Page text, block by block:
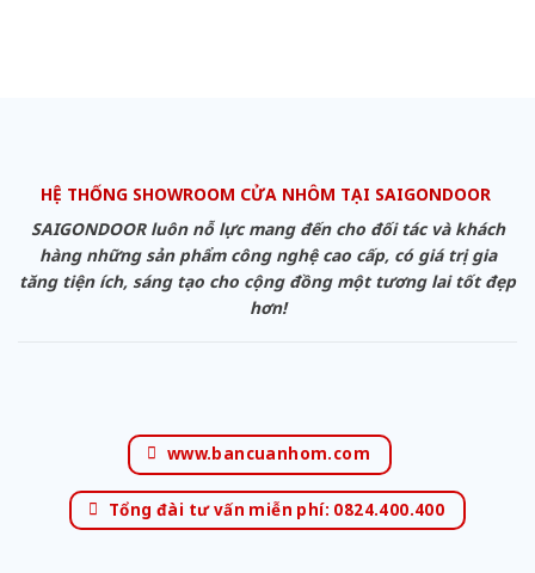
HỆ THỐNG SHOWROOM CỬA NHÔM TẠI SAIGONDOOR
SAIGONDOOR luôn nỗ lực mang đến cho đối tác và khách
hàng những sản phẩm công nghệ cao cấp, có giá trị gia
tăng tiện ích, sáng tạo cho cộng đồng một tương lai tốt đẹp
hơn!
www.bancuanhom.com
Tổng đài tư vấn miễn phí: 0824.400.400